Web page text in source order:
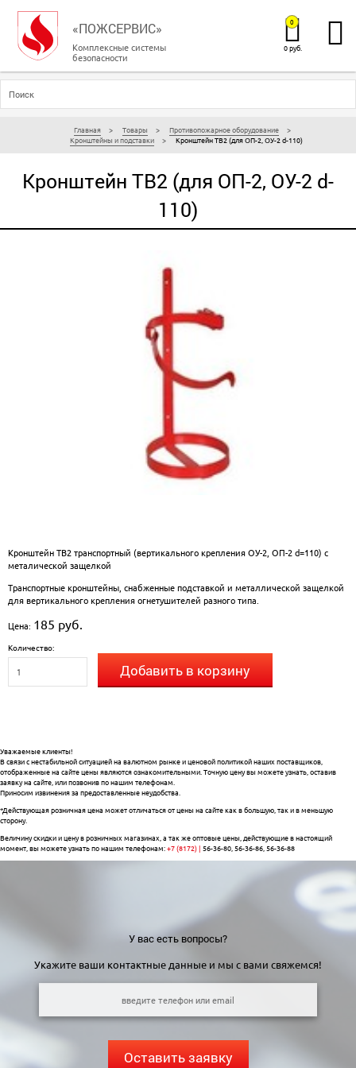
«ПОЖСЕРВИС»
Комплексные системы
безопасности
0
0 руб.
Главная Товары
Противопожарное оборудование
Кронштейны и подставки
Кронштейн ТВ2 (для ОП-2, ОУ-2 d-110)
Кронштейн ТВ2 (для ОП-2, ОУ-2 d-
110)
Кронштейн ТВ2 транспортный (вертикального крепления ОУ-2, ОП-2 d=110) с
металической защелкой
Транспортные кронштейны, снабженные подставкой и металлической защелкой
для вертикального крепления огнетушителей разного типа.
Цена: 185 руб.
Количество:
Добавить в корзину
Уважаемые клиенты!
В связи с нестабильной ситуацией на валютном рынке и ценовой политикой наших поставщиков,
отображенные на сайте цены являются ознакомительными. Точную цену вы можете узнать, оставив
заявку на сайте, или позвонив по нашим телефонам.
Приносим извинения за предоставленные неудобства.
*Действующая розничная цена может отличаться от цены на сайте как в большую, так и в меньшую
сторону.
Величину скидки и цену в розничных магазинах, а так же оптовые цены, действующие в настоящий
момент, вы можете узнать по нашим телефонам:+7 (8172) | 56-36-80, 56-36-86, 56-36-88
У вас есть вопросы?
Укажите ваши контактные данные и мы с вами свяжемся!
Оставить заявку